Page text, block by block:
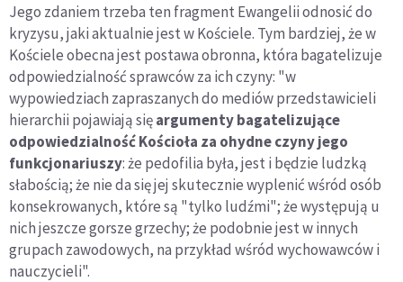
Jego zdaniem trzeba ten fragment Ewangelii odnosić do
kryzysu, jaki aktualnie jest w Kościele. Tym bardziej, że w
Kościele obecna jest postawa obronna, która bagatelizuje
odpowiedzialność sprawców za ich czyny: "w
wypowiedziach zapraszanych do mediów przedstawicieli
hierarchii pojawiają sięargumenty bagatelizujące
odpowiedzialność Kościoła za ohydne czyny jego
funkcjonariuszy: że pedofilia była, jest i będzie ludzką
słabością; że nie da się jej skutecznie wyplenić wśród osób
konsekrowanych, które są "tylko ludźmi"; że występują u
nich jeszcze gorsze grzechy; że podobnie jest w innych
grupach zawodowych, na przykład wśród wychowawców i
nauczycieli".